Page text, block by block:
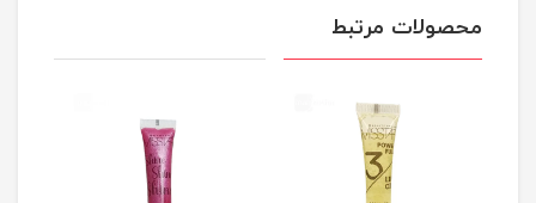
محصولات مرتبط